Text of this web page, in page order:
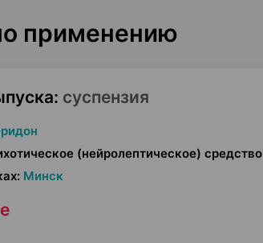
применению
: суспензия
(нейролептическое) средство
: Минск